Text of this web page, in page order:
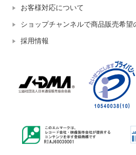
お客様対応について
ショップチャンネルで商品販売希望
採用情報